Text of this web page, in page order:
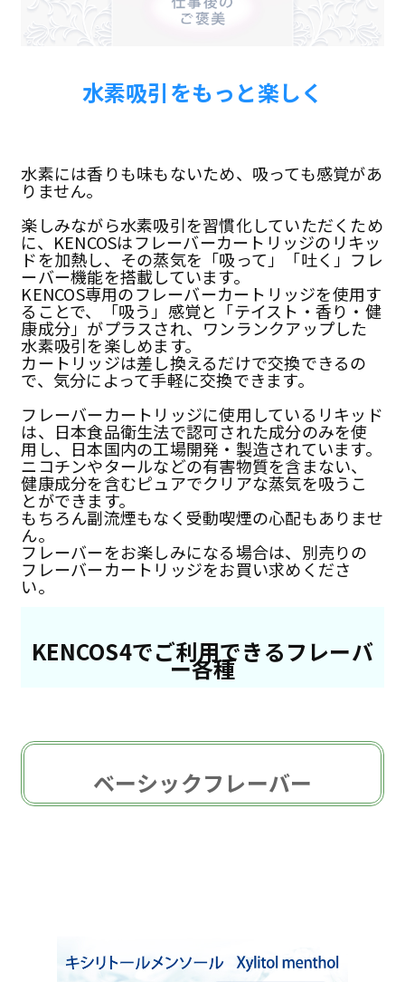
水素吸引をもっと楽しく
水素には香りも味もないため、吸っても感覚があ
りません。
楽しみながら水素吸引を習慣化していただくため
に、KENCOSはフレーバーカートリッジのリキッ
ドを加熱し、その蒸気を「吸って」「吐く」フレ
ーバー機能を搭載しています。
KENCOS専用のフレーバーカートリッジを使用す
ることで、「吸う」感覚と「テイスト・香り・健
康成分」がプラスされ、ワンランクアップした
水素吸引を楽しめます。
カートリッジは差し換えるだけで交換できるの
で、気分によって手軽に交換できます。
フレーバーカートリッジに使用しているリキッド
は、日本食品衛生法で認可された成分のみを使
用し、日本国内の工場開発・製造されています。
ニコチンやタールなどの有害物質を含まない、
健康成分を含むピュアでクリアな蒸気を吸うこ
とができます。
もちろん副流煙もなく受動喫煙の心配もありませ
ん。
フレーバーをお楽しみになる場合は、別売りの
フレーバーカートリッジをお買い求めくださ
い。
KENCOS4でご利用できるフレーバ
ー各種
ベーシックフレーバー